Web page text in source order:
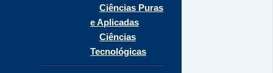
Ciências Puras
e Aplicadas
Ciências
Tecnológicas